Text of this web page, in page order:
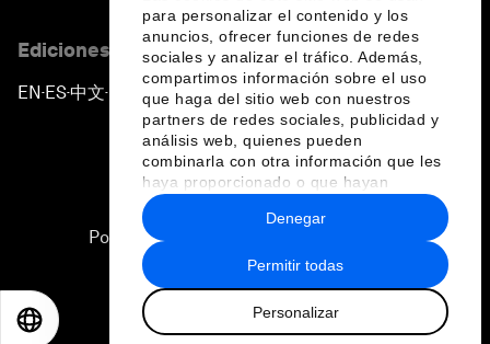
para personalizar el contenido y los
anuncios, ofrecer funciones de redes
sociales y analizar el tráfico. Además,
compartimos información sobre el uso
que haga del sitio web con nuestros
partners de redes sociales, publicidad y
análisis web, quienes pueden
combinarla con otra información que les
haya proporcionado o que hayan
recopilado a partir del uso que haya
hecho de sus servicios.
Permitir todas
Personalizar
Denegar
Ediciones en otros idiomas
EN ▪ ES▪中文▪ 日本語
Política de privacidad y normas de uso
2026 Foro Económico Mundial